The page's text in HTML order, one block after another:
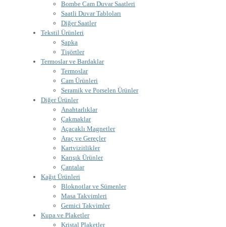
Bombe Cam Duvar Saatleri
Saatli Duvar Tabloları
Diğer Saatler
Tekstil Ürünleri
Şapka
Tişörtler
Termoslar ve Bardaklar
Termoslar
Cam Ürünleri
Seramik ve Porselen Ürünler
Diğer Ürünler
Anahtarlıklar
Çakmaklar
Açacaklı Magnetler
Araç ve Gereçler
Kartvizitlikler
Karışık Ürünler
Çantalar
Kağıt Ürünleri
Bloknotlar ve Sümenler
Masa Takvimleri
Gemici Takvimler
Kupa ve Plaketler
Kristal Plaketler